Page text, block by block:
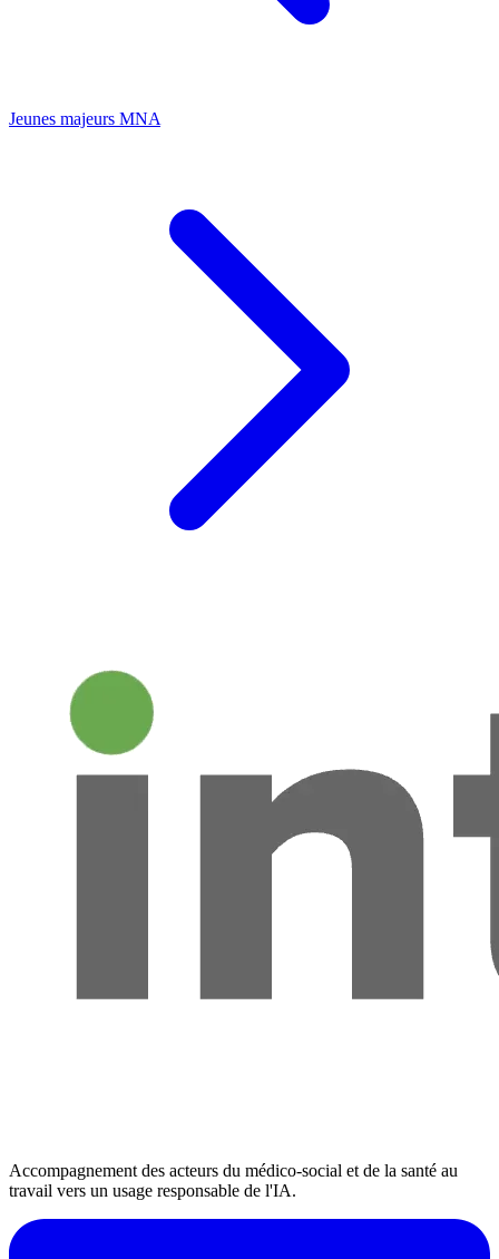
Jeunes majeurs MNA
Accompagnement des acteurs du médico-social et de la santé au
travail vers un usage responsable de l'IA.